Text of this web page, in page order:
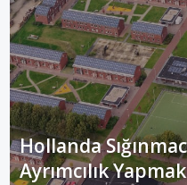
Hollanda
Ayrımcılık